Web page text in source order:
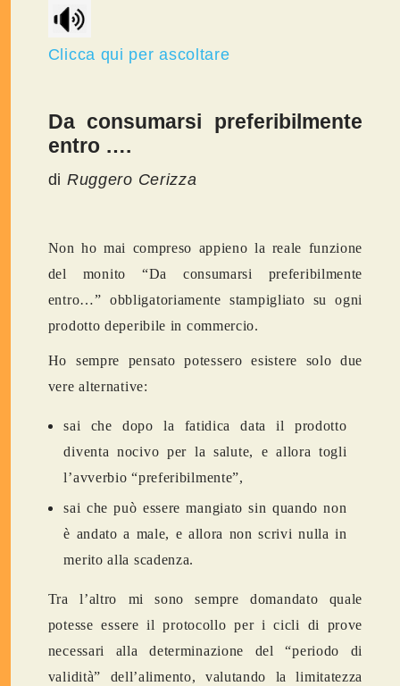
Clicca qui per ascoltare
Da consumarsi preferibilmente
entro ….
di Ruggero Cerizza
Non ho mai compreso appieno la reale funzione
del monito “Da consumarsi preferibilmente
entro…” obbligatoriamente stampigliato su ogni
prodotto deperibile in commercio.
Ho sempre pensato potessero esistere solo due
vere alternative:
sai che dopo la fatidica data il prodotto
diventa nocivo per la salute, e allora togli
l’avverbio “preferibilmente”,
sai che può essere mangiato sin quando non
è andato a male, e allora non scrivi nulla in
merito alla scadenza.
Tra l’altro mi sono sempre domandato quale
potesse essere il protocollo per i cicli di prove
necessari alla determinazione del “periodo di
validità” dell’alimento, valutando la limitatezza